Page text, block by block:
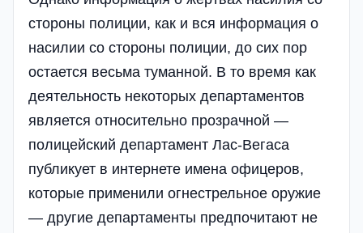
стороны полиции, как и вся информация о
насилии со стороны полиции, до сих пор
остается весьма туманной. В то время как
деятельность некоторых департаментов
является относительно прозрачной —
полицейский департамент Лас-Вегаса
публикует в интернете имена офицеров,
которые применили огнестрельное оружие
— другие департаменты предпочитают не